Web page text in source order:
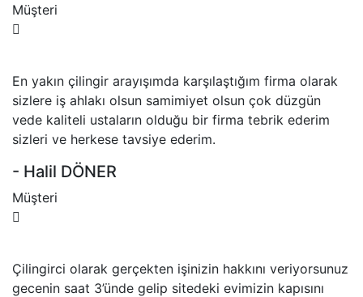
Müşteri
En yakın çilingir arayışımda karşılaştığım firma olarak
sizlere iş ahlakı olsun samimiyet olsun çok düzgün
vede kaliteli ustaların olduğu bir firma tebrik ederim
sizleri ve herkese tavsiye ederim.
- Halil DÖNER
Müşteri
Çilingirci olarak gerçekten işinizin hakkını veriyorsunuz
gecenin saat 3’ünde gelip sitedeki evimizin kapısını